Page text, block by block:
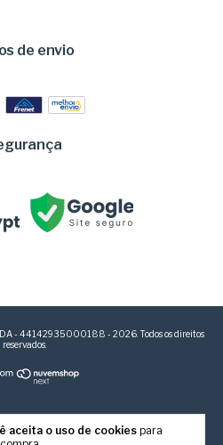
aceita o uso de cookies para
de envio
- 44142935000188 - 2026. Todos os direitos
reservados.